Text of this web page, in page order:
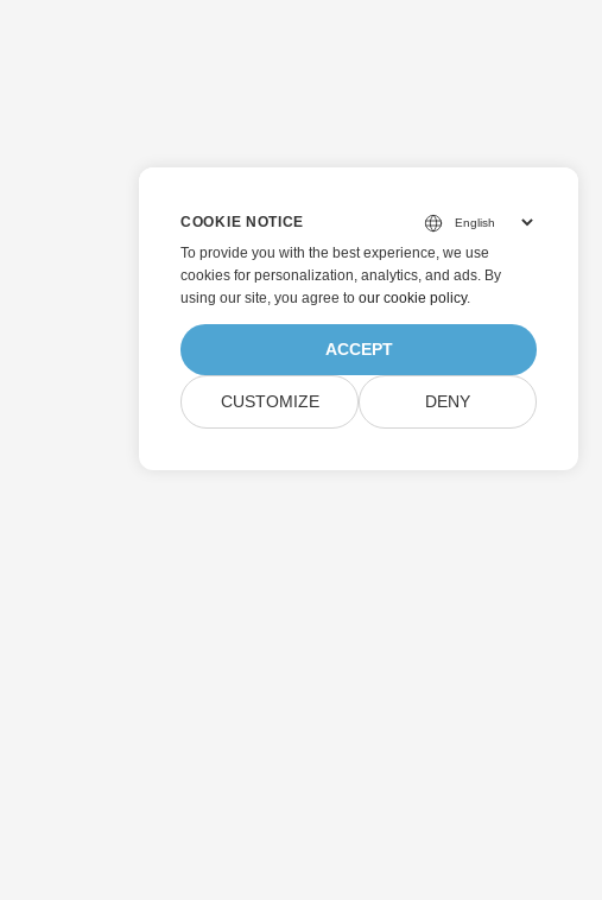
COOKIE NOTICE
To provide you with the best experience, we use
cookies for personalization, analytics, and ads. By
using our site, you agree to our cookie policy.
ACCEPT
CUSTOMIZE DENY